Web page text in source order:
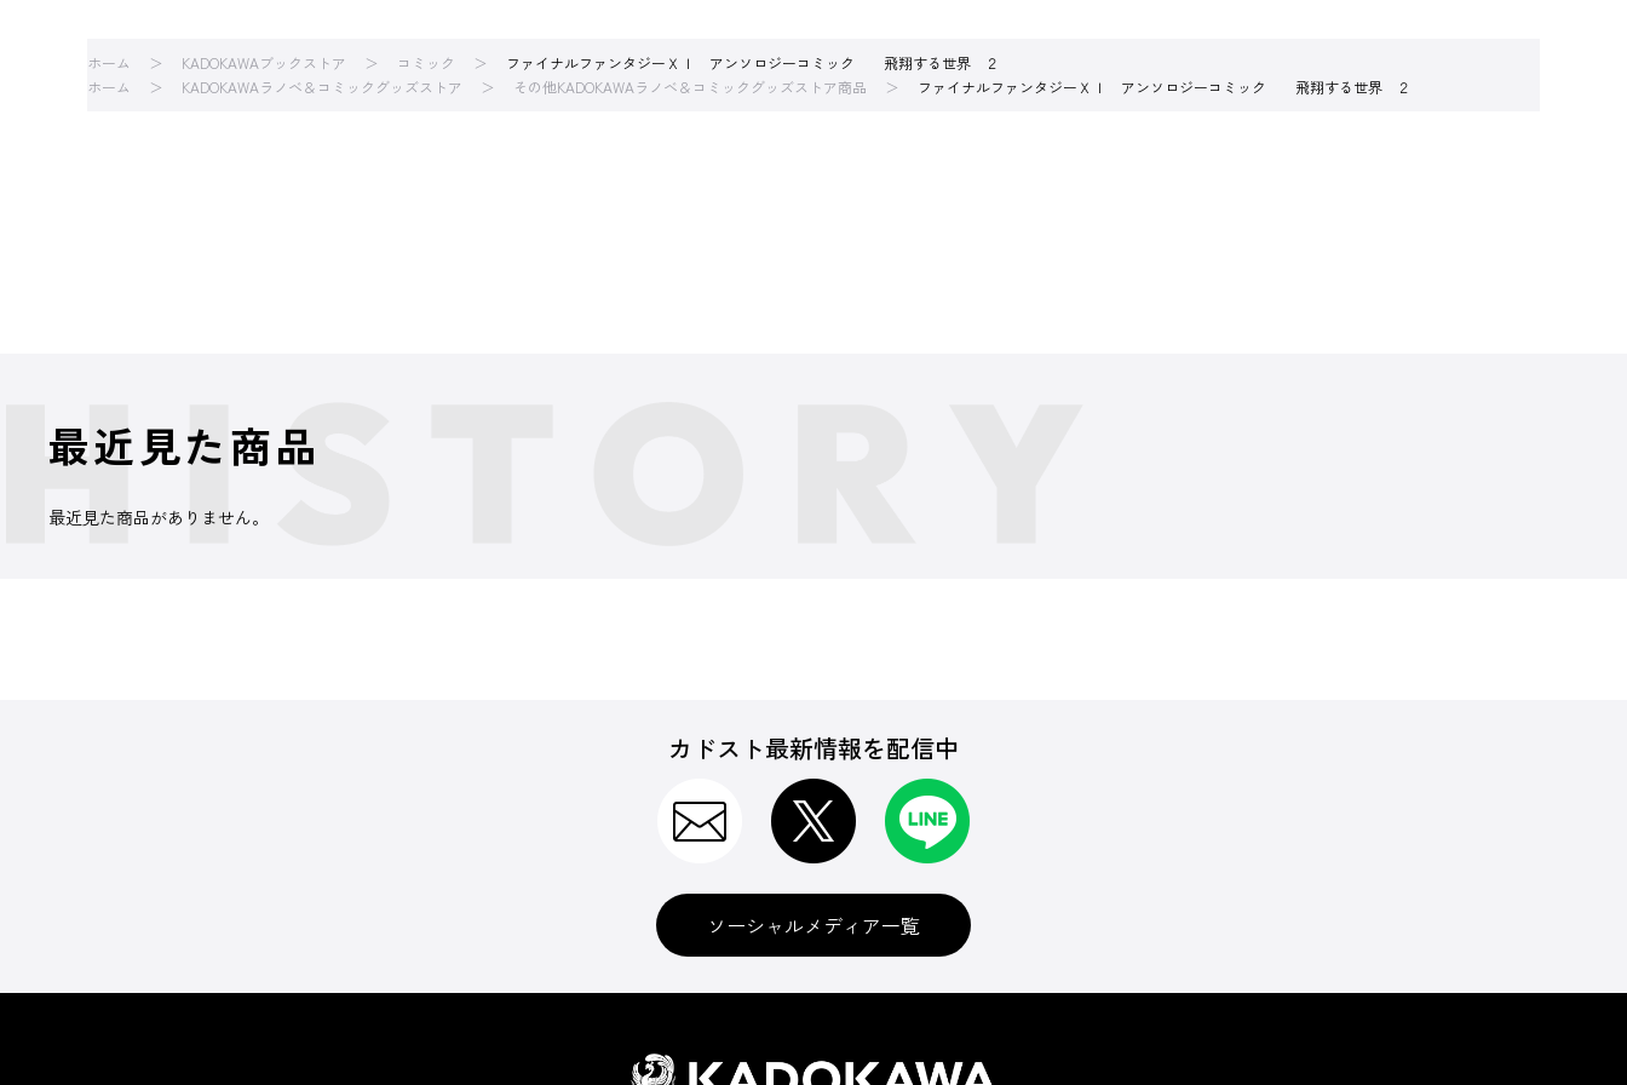
ホーム KADOKAWAブックストア コミック
ファイナルファンタジーＸＩ アンソロジーコミック 飛翔する世界 ２
ホーム
KADOKAWAラノベ＆コミックグッズストア その他KADOKAWAラノベ＆コミックグッズストア商品 ファイナルファンタジーＸＩ アンソロジーコミック 飛翔する世界 ２
最近見た商品
最近見た商品がありません。
カドスト最新情報を配信中
ソーシャルメディア一覧